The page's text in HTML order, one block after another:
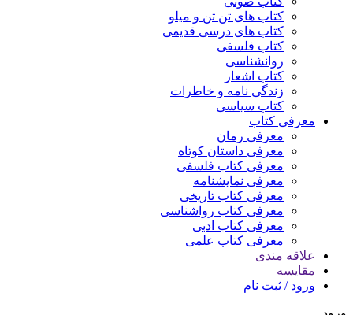
کتاب های تن تن و میلو
کتاب های درسی قدیمی
کتاب فلسفی
روانشناسی
کتاب اشعار
زندگی نامه و خاطرات
کتاب سیاسی
معرفی کتاب
معرفی رمان
معرفی داستان کوتاه
معرفی کتاب فلسفی
معرفی نمایشنامه
معرفی کتاب تاریخی
معرفی کتاب رواشناسی
معرفی کتاب ادبی
معرفی کتاب علمی
علاقه مندی
مقایسه
ورود / ثبت نام